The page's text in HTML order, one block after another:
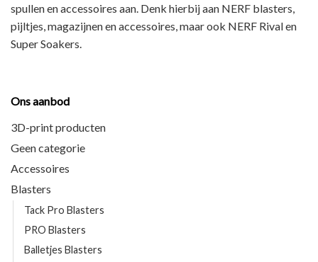
spullen en accessoires aan. Denk hierbij aan NERF blasters,
pijltjes, magazijnen en accessoires, maar ook NERF Rival en
Super Soakers.
Ons aanbod
3D-print producten
Geen categorie
Accessoires
Blasters
Tack Pro Blasters
PRO Blasters
Balletjes Blasters